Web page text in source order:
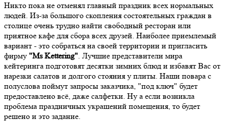
Никто пока не отменял главный праздник всех нормальных
людей. Из-за большого скопления состоятельных граждан в
столице очень трудно найти свободный ресторан или
приятное кафе для сбора всех друзей. Наиболее приемлемый
вариант - это собраться на своей территории и пригласить
фирму "Ms Kettering". Лучшие представители мира
кейтеринга подготовят десятки зимних блюд и избавят Вас от
нарезки салатов и долгого стояния у плиты. Наши повара с
полуслова поймут запросы заказчика, "под ключ" будет
предоставлено всё, даже салфетки. Ну а если возникла
проблема праздничных украшений помещения, то будет
решено и это задание.